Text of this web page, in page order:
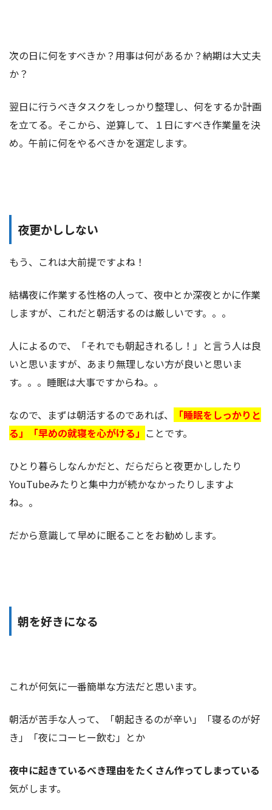
次の日に何をすべきか？用事は何があるか？納期は大丈夫
か？
翌日に行うべきタスクをしっかり整理し、何をするか計画
を立てる。そこから、逆算して、１日にすべき作業量を決
め。午前に何をやるべきかを選定します。
夜更かししない
もう、これは大前提ですよね！
結構夜に作業する性格の人って、夜中とか深夜とかに作業
しますが、これだと朝活するのは厳しいです。。。
人によるので、「それでも朝起きれるし！」と言う人は良
いと思いますが、あまり無理しない方が良いと思いま
す。。。睡眠は大事ですからね。。
なので、まずは朝活するのであれば、
「睡眠をしっかりと
る」「早めの就寝を心がける」 ことです。
ひとり暮らしなんかだと、だらだらと夜更かししたり
YouTubeみたりと集中力が続かなかったりしますよ
ね。。
だから意識して早めに眠ることをお勧めします。
朝を好きになる
これが何気に一番簡単な方法だと思います。
朝活が苦手な人って、「朝起きるのが辛い」「寝るのが好
き」「夜にコーヒー飲む」とか
夜中に起きているべき理由をたくさん作ってしまっている
気がします。